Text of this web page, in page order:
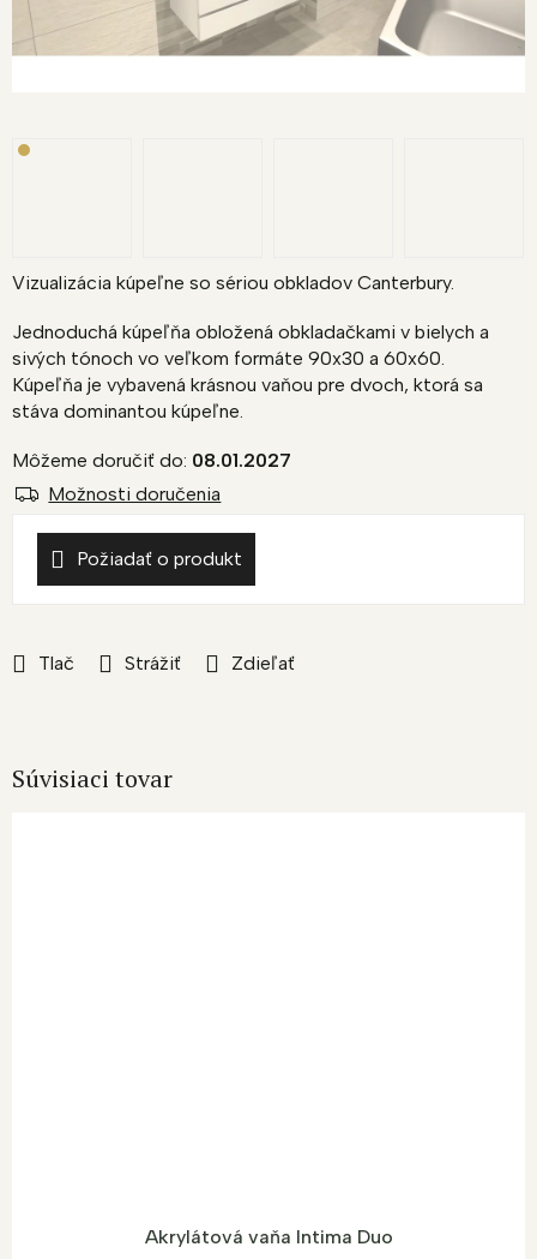
Môžeme doručiť do: 08.01.2027
Možnosti doručenia
Vizualizácia kúpeľne so sériou obkladov Canterbury.
Jednoduchá kúpeľňa obložená obkladačkami v bielych a
sivých tónoch vo veľkom formáte 90x30 a 60x60.
Kúpeľňa je vybavená krásnou vaňou pre dvoch, ktorá sa
stáva dominantou kúpeľne.
Tlač Strážiť Zdieľať
Požiadať o produkt
Súvisiaci tovar
Akrylátová vaňa Intima Duo